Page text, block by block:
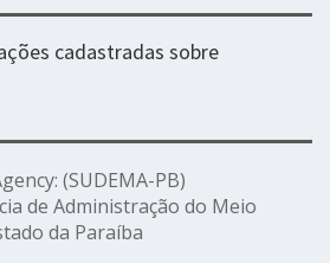
cadastradas sobre
(SUDEMA-PB)
de Administração do Meio
da Paraíba